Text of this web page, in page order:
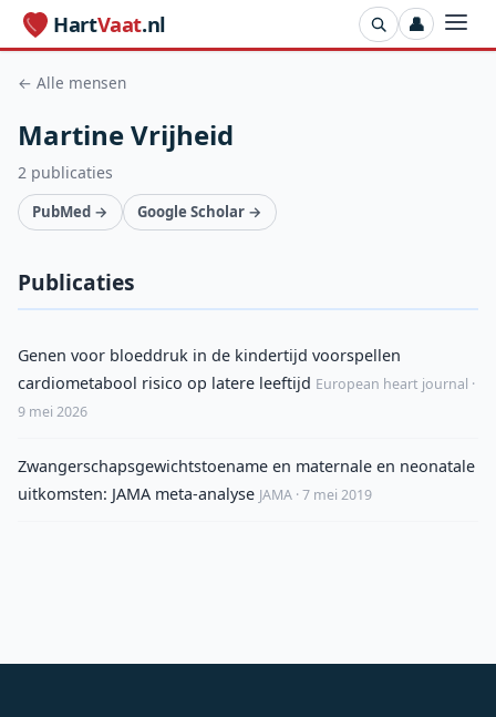
HartVaat.nl 👤
← Alle mensen
Martine Vrijheid
2 publicaties
PubMed → Google Scholar →
Publicaties
Genen voor bloeddruk in de kindertijd voorspellen
cardiometabool risico op latere leeftijd European heart journal ·
9 mei 2026
Zwangerschapsgewichtstoename en maternale en neonatale
uitkomsten: JAMA meta-analyse JAMA · 7 mei 2019